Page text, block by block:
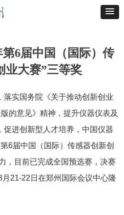
第6届中国（国际）传
业大赛”三等奖
实国务院《关于推动创新创业
的意见》精神，提升仪器仪表及
促进创新型人才培养，中国仪器
6届中国（国际）传感器创新创
，目前已完成全国预选赛，决赛
21-22日在郑州国际会议中心隆